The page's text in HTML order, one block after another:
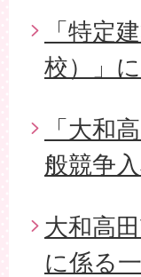
「特定
校）」
「大和
般競争
大和高
に係る